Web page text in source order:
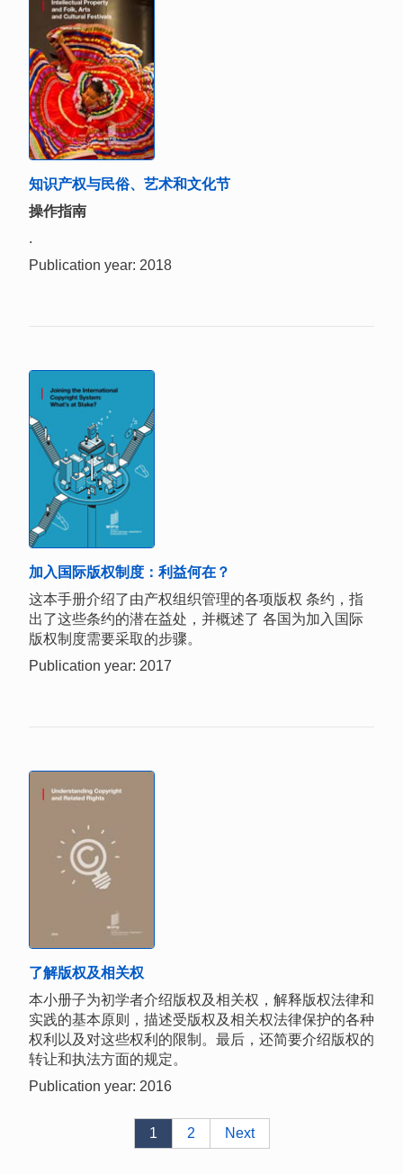
知识产权与民俗、艺术和文化节
操作指南
.
Publication year: 2018
加入国际版权制度：利益何在？
这本手册介绍了由产权组织管理的各项版权 条约，指
出了这些条约的潜在益处，并概述了 各国为加入国际
版权制度需要采取的步骤。
Publication year: 2017
了解版权及相关权
本小册子为初学者介绍版权及相关权，解释版权法律和
实践的基本原则，描述受版权及相关权法律保护的各种
权利以及对这些权利的限制。最后，还简要介绍版权的
转让和执法方面的规定。
Publication year: 2016
1 2 Next